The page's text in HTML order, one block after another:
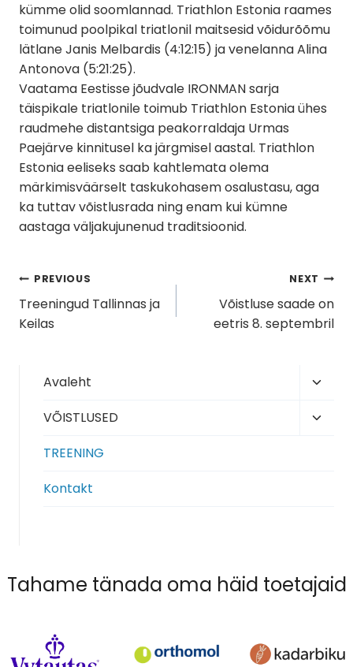
kümme olid soomlannad. Triathlon Estonia raames
toimunud poolpikal triatlonil maitsesid võidurõõmu
lätlane Janis Melbardis (4:12:15) ja venelanna Alina
Antonova (5:21:25).
Vaatama Eestisse jõudvale IRONMAN sarja
täispikale triatlonile toimub Triathlon Estonia ühes
raudmehe distantsiga peakorraldaja Urmas
Paejärve kinnitusel ka järgmisel aastal. Triathlon
Estonia eeliseks saab kahtlemata olema
märkimisväärselt taskukohasem osalustasu, aga
ka tuttav võistlusrada ning enam kui kümne
aastaga väljakujunenud traditsioonid.
Navigeerimine
PREVIOUS
Treeningud Tallinnas ja
Keilas
NEXT
Võistluse saade on
eetris 8. septembril
Avaleht
menu
VÕISTLUSED
TREENING
Kontakt
Tahame tänada oma häid toetajaid